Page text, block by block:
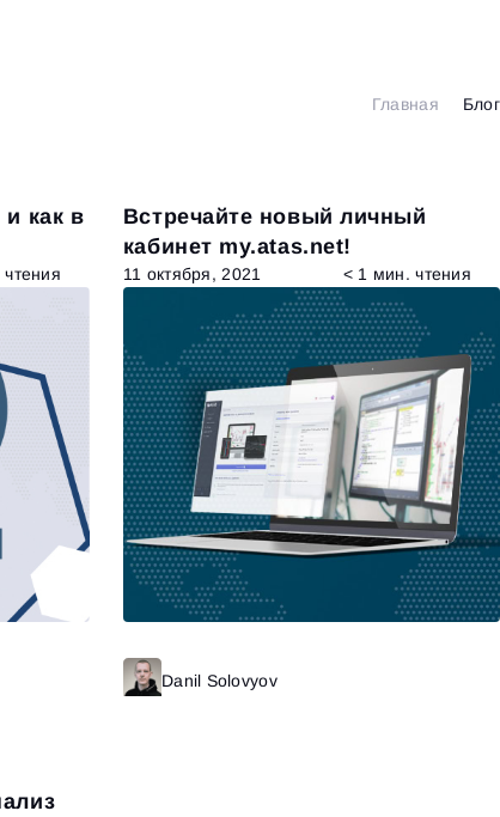
Главная Блог
и как в
Встречайте новый личный
кабинет my.atas.net!
11 октября, 2021 < 1 мин. чтения
Danil Solovyov